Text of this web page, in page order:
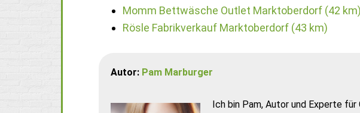
Momm Bettwäsche Outlet Marktoberdorf (42 km)
Rösle Fabrikverkauf Marktoberdorf (43 km)
Autor: Pam Marburger
Ich bin Pam, Autor und Experte